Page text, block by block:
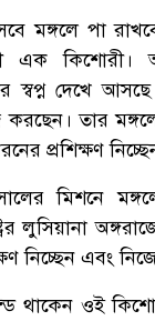
মঙ্গলে পা
এক কিশোরী।
স্বপ্ন দেখে
তার
প্রশিক্ষণ
মিশনে
লুসিয়ানা
নিচ্ছেন এবং
থাকেন ওই